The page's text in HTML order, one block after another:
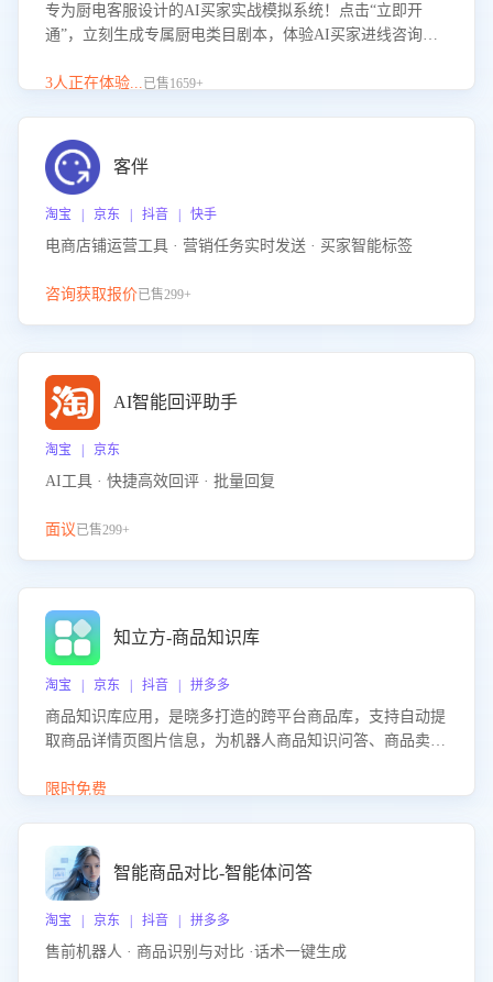
专为厨电客服设计的AI买家实战模拟系统！点击“立即开
通”，立刻生成专属厨电类目剧本，体验AI买家进线咨询真
实场景应对技巧！
3人正在体验...已售1659+
客伴
淘宝 | 京东 | 抖音 | 快手
电商店铺运营工具 · 营销任务实时发送 · 买家智能标签
咨询获取报价已售299+
AI智能回评助手
淘宝 | 京东
AI工具 · 快捷高效回评 · 批量回复
面议已售299+
知立方-商品知识库
淘宝 | 京东 | 抖音 | 拼多多
商品知识库应用，是晓多打造的跨平台商品库，支持自动提
取商品详情页图片信息，为机器人商品知识问答、商品卖点
限时免费
智能商品对比-智能体问答
淘宝 | 京东 | 抖音 | 拼多多
售前机器人 · 商品识别与对比 ·话术一键生成